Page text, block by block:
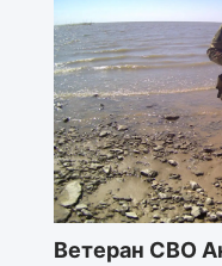
Ветеран СВО